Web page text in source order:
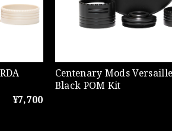
¥7,700
Centenary Mods
Black POM Kit